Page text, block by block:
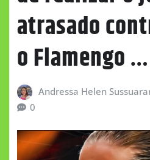
atrasado
o Flamengo …
Andressa Helen
0